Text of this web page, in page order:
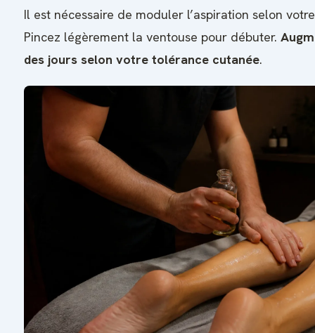
Il est nécessaire de moduler l’aspiration selon
Pincez légèrement la ventouse pour débuter.
des jours selon votre tolérance cutanée.